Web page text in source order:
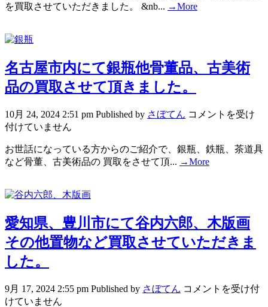
を買取させていただきました。 &nb... →More
名古屋市内にて銀瓶他骨董品、古美術
品の買取させて頂きました。
10月 24, 2024 2:51 pm Published by さぼてん コメントを受け
付けていません
お世話になっている方からのご紹介で、銀瓶、鉄瓶、茶道具
など骨董、古美術品の 買取をさせて頂... →More
愛知県、豊川市にて谷内六郎、木版画
その他置物など買取させていただきま
した。
9月 17, 2024 2:55 pm Published by さぼてん コメントを受け付
けていません